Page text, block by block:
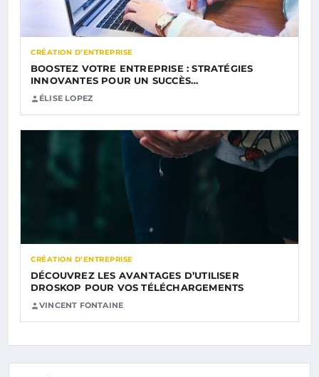
CRÉATION D’ENTREPRISE
BOOSTEZ VOTRE ENTREPRISE : STRATÉGIES
INNOVANTES POUR UN SUCCÈS…
ÉLISE LOPEZ
CRÉATION D’ENTREPRISE
DÉCOUVREZ LES AVANTAGES D’UTILISER
DROSKOP POUR VOS TÉLÉCHARGEMENTS
VINCENT FONTAINE